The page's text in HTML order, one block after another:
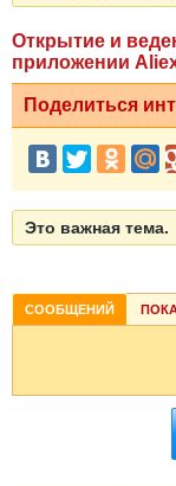
Открытие и
приложении
Поделиться
Это важная тема.
СООБЩЕНИЙ